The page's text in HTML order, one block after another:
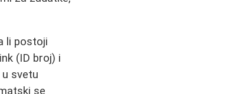
li postoji
(ID broj) i
u svetu
se